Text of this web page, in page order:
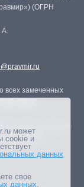
(ОГРН
всех замеченных
(книгах, прессе)
редакции.
может
cookie и
данных
свое
данных.